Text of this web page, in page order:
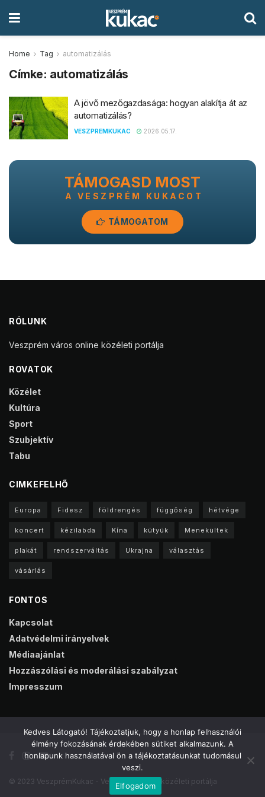
Home Tag automatizálás
Címke: automatizálás
A jövő mezőgazdasága: hogyan alakítja át az
automatizálás?
VESZPREMKUKAC 2026.05.17.
TÁMOGASD MOST
A VESZPRÉM KUKACOT
TÁMOGATOM
RÓLUNK
Veszprém város online közéleti portálja
ROVATOK
Közélet
Kultúra
Sport
Szubjektív
Tabu
CIMKEFELHŐ
Europa Fidesz földrengés függőség hétvége
koncert kézilabda Kína kütyük Menekültek
plakát rendszerváltás Ukrajna választás
vásárlás
FONTOS
Kapcsolat
Adatvédelmi irányelvek
Médiaajánlat
Hozzászólási és moderálási szabályzat
Impresszum
© 2023 VeszprémKukac - Veszprém online közéleti portálja
Kedves Látogató! Tájékoztatjuk, hogy a honlap felhasználói
élmény fokozásának érdekében sütiket alkalmazunk. A
honlapunk használatával ön a tájékoztatásunkat tudomásul
veszi.
Elfogadom